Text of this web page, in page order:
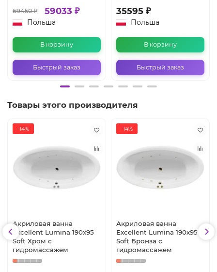
69450 ₽ 59033 ₽
Польша
В корзину
Быстрый заказ
35595 ₽
Польша
В корзину
Быстрый заказ
Товары этого производителя
-14%
Акриловая ванна
Excellent Lumina 190x95
Soft Хром с
гидромассажем
-14%
Акриловая ванна
Excellent Lumina 190x95
Soft Бронза с
гидромассажем